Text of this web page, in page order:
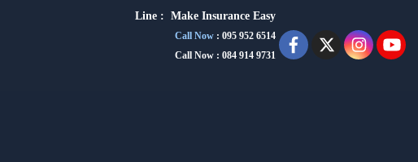
Line : Make Insurance Easy
Call Now : 095 952 6514
Call Now : 084 914 9731